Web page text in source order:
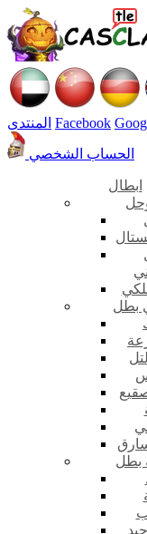
المنتدى Facebook
الحساب الشخصي
ابطال
بطل
بطل